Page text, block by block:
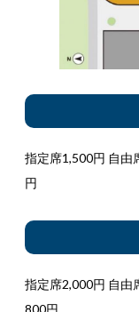
指定席1,500円 自由
円
指定席2,000円 自由
800円